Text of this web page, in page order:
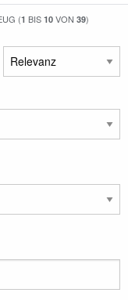
(1 BIS 10 VON 39)